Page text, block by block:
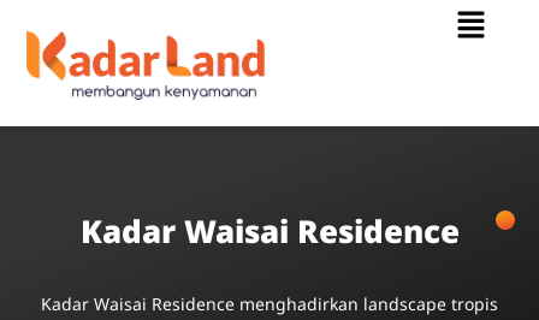
content
Menu
Kadar Waisai Residence
Kadar Waisai Residence menghadirkan landscape tropis